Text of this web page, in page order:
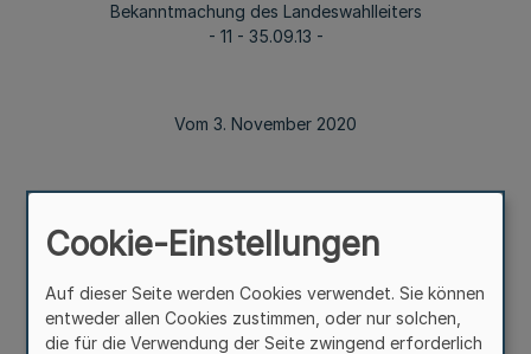
Bekanntmachung des Landeswahlleiters
- 11 - 35.09.13 -
Vom 3. November 2020
Der Landtagsabgeordnete Herr Marco Voge hat sein
Nachfolgerin ist mit Wirkung vom 1. November 2020
Cookie-Einstellungen
Auf dieser Seite werden Cookies verwendet. Sie können
entweder allen Cookies zustimmen, oder nur solchen,
die für die Verwendung der Seite zwingend erforderlich